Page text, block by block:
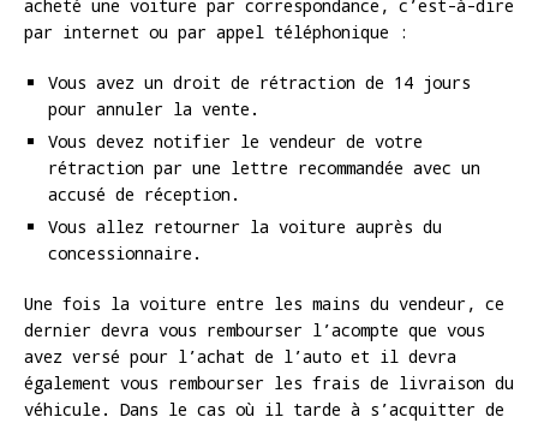
acheté une voiture par correspondance, c’est-à-dire
par internet ou par appel téléphonique :
Vous avez un droit de rétraction de 14 jours
pour annuler la vente.
Vous devez notifier le vendeur de votre
rétraction par une lettre recommandée avec un
accusé de réception.
Vous allez retourner la voiture auprès du
concessionnaire.
Une fois la voiture entre les mains du vendeur, ce
dernier devra vous rembourser l’acompte que vous
avez versé pour l’achat de l’auto et il devra
également vous rembourser les frais de livraison du
véhicule. Dans le cas où il tarde à s’acquitter de